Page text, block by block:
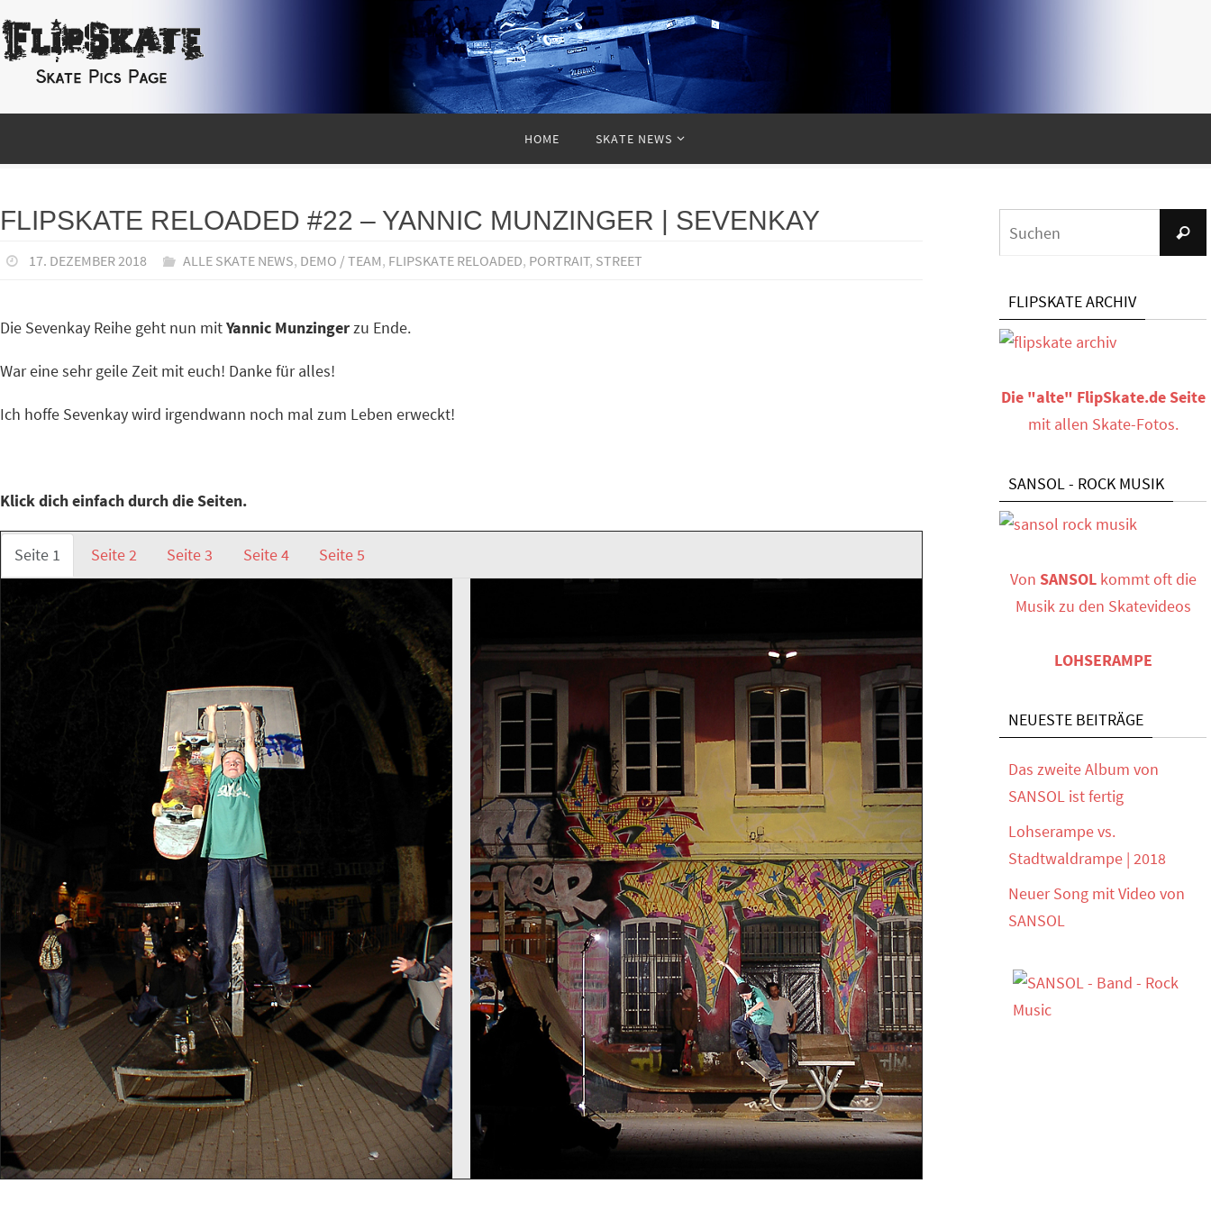
Inhalt
springen
springen
HOME SKATE NEWS
FLIPSKATE RELOADED #22 – YANNIC MUNZINGER | SEVENKAY
17. DEZEMBER 2018 ALLE SKATE NEWS, DEMO / TEAM, FLIPSKATE RELOADED, PORTRAIT, STREET
Die Sevenkay Reihe geht nun mitYannic Munzingerzu Ende.
War eine sehr geile Zeit mit euch! Danke für alles!
Ich hoffe Sevenkay wird irgendwann noch mal zum Leben erweckt!
Klick dich einfach durch die Seiten.
Seite 1 Seite 2 Seite 3 Seite 4 Seite 5
FLIPSKATE ARCHIV
Die "alte" FlipSkate.de Seite
mit allen Skate-Fotos.
SANSOL - ROCK MUSIK
Von SANSOLkommt oft die
Musik zu den Skatevideos
LOHSERAMPE
NEUESTE BEITRÄGE
Das zweite Album von
SANSOL ist fertig
Lohserampe vs.
Stadtwaldrampe | 2018
Neuer Song mit Video von
SANSOL